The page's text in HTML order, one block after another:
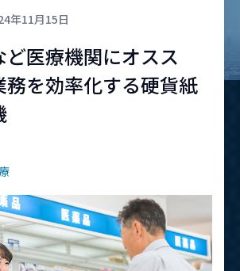
ョン
年11月15日
医療機関にオスス
務を効率化する硬貨紙